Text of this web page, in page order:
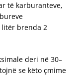
të karburanteve,
brenda 2
deri në 30–
se këto çmime